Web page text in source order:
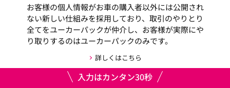
お客様の個人情報がお車の購入者以外には公開され
ない新しい仕組みを採用しており、取引のやりとり
全てをユーカーパックが仲介し、お客様が実際にや
り取りするのはユーカーパックのみです。
詳しくはこちら
入力はカンタン30秒